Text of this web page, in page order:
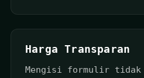
Harga Transparan
Mengisi formulir tidak